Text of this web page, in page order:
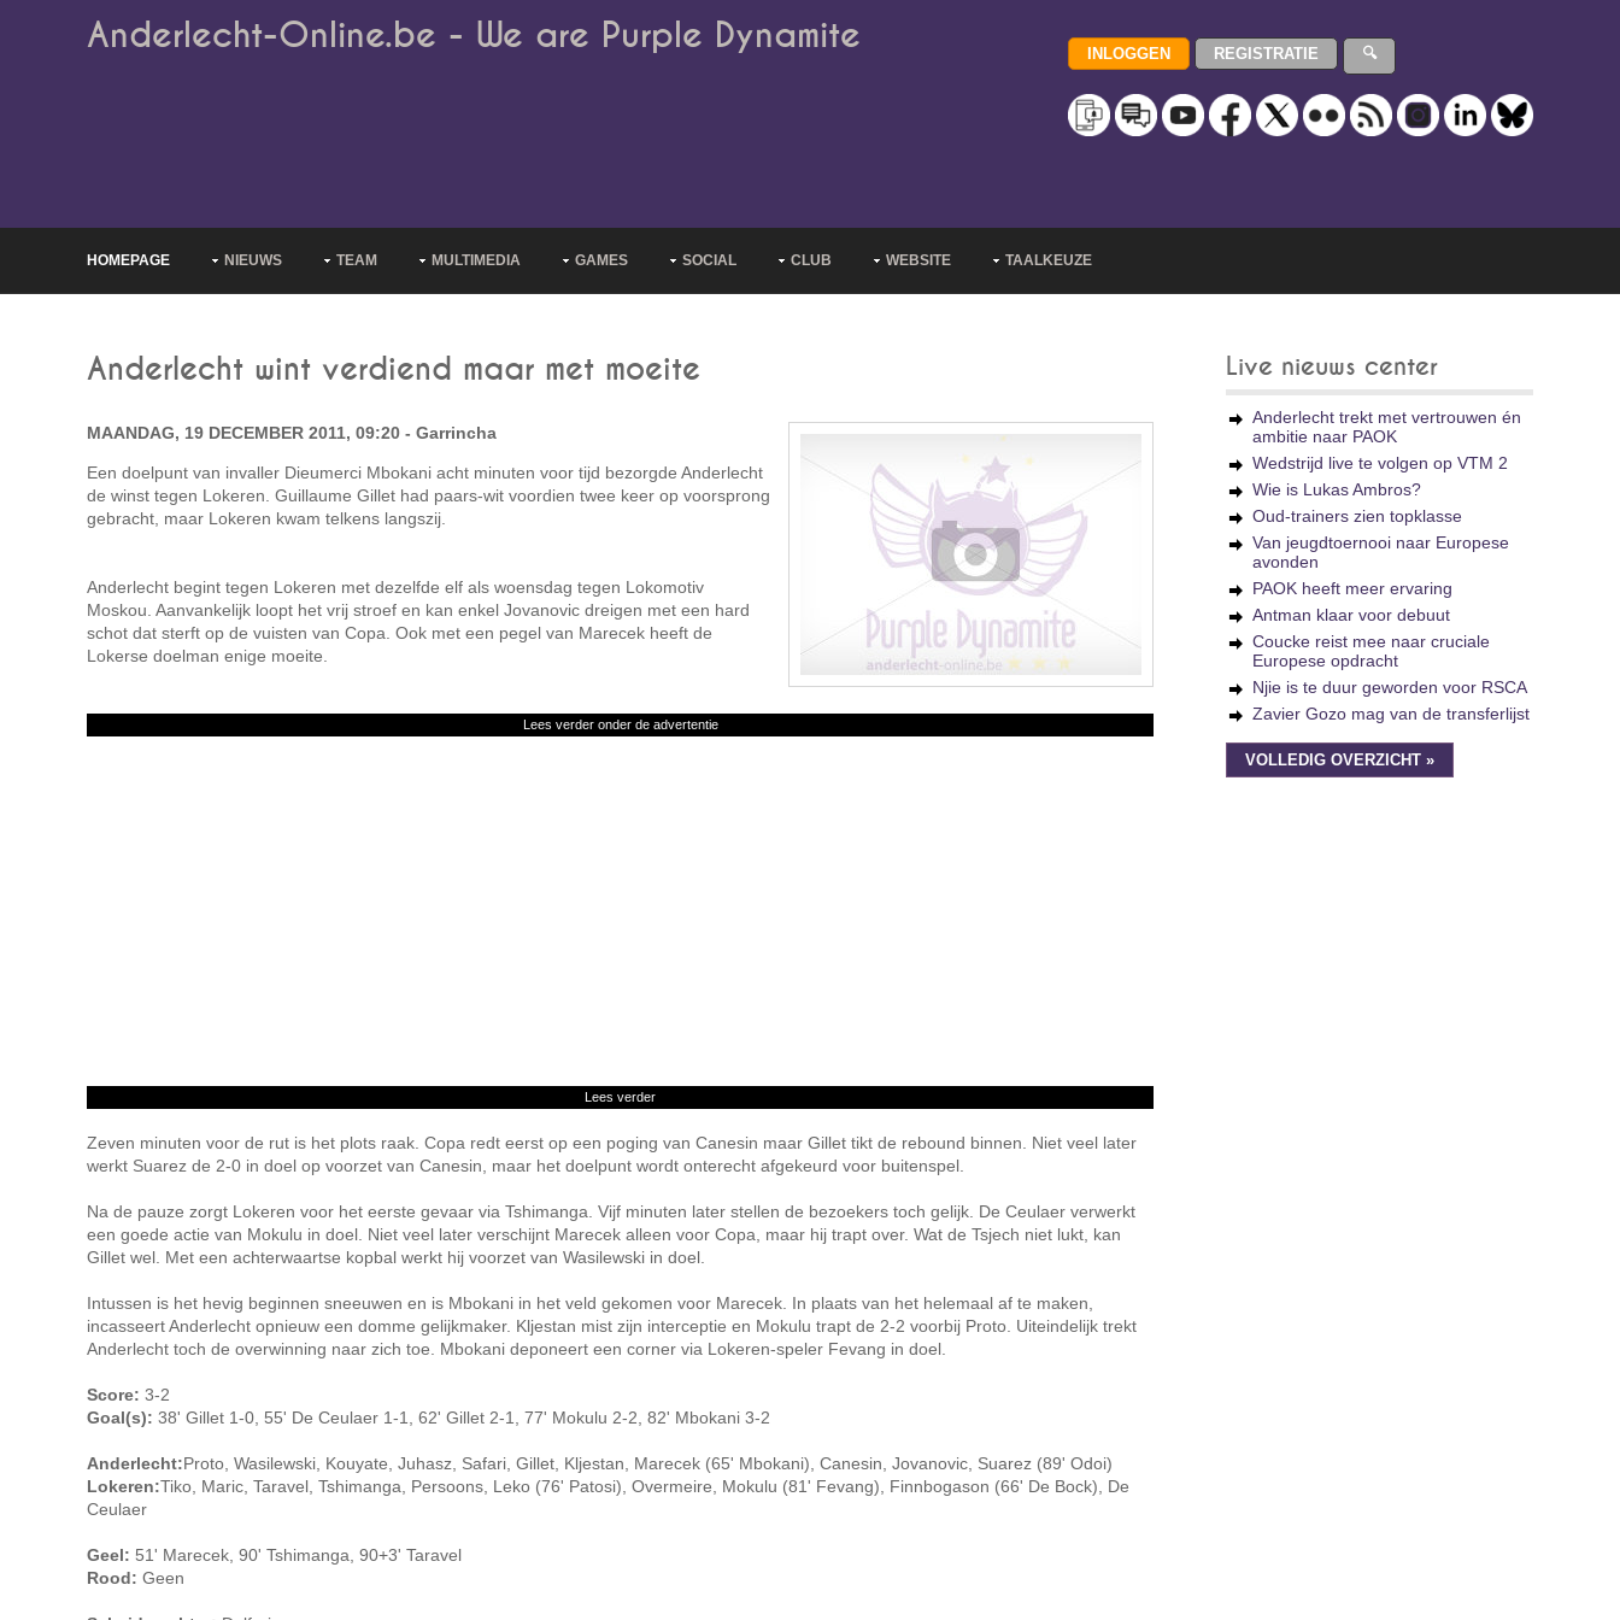
Anderlecht-Online.be - We are Purple Dynamite
HOMEPAGE NIEUWS TEAM MULTIMEDIA GAMES SOCIAL CLUB WEBSITE TAALKEUZE
Anderlecht wint verdiend maar met moeite
MAANDAG, 19 DECEMBER 2011, 09:20 - Garrincha
Een doelpunt van invaller Dieumerci Mbokani acht minuten voor tijd bezorgde Anderlecht
de winst tegen Lokeren. Guillaume Gillet had paars-wit voordien twee keer op voorsprong
gebracht, maar Lokeren kwam telkens langszij.
Anderlecht begint tegen Lokeren met dezelfde elf als woensdag tegen Lokomotiv
Moskou. Aanvankelijk loopt het vrij stroef en kan enkel Jovanovic dreigen met een hard
schot dat sterft op de vuisten van Copa. Ook met een pegel van Marecek heeft de
Lokerse doelman enige moeite.
Lees verder onder de advertentie
Lees verder
Zeven minuten voor de rut is het plots raak. Copa redt eerst op een poging van Canesin maar Gillet tikt de rebound binnen. Niet veel later
werkt Suarez de 2-0 in doel op voorzet van Canesin, maar het doelpunt wordt onterecht afgekeurd voor buitenspel.
Na de pauze zorgt Lokeren voor het eerste gevaar via Tshimanga. Vijf minuten later stellen de bezoekers toch gelijk. De Ceulaer verwerkt
een goede actie van Mokulu in doel. Niet veel later verschijnt Marecek alleen voor Copa, maar hij trapt over. Wat de Tsjech niet lukt, kan
Gillet wel. Met een achterwaartse kopbal werkt hij voorzet van Wasilewski in doel.
Intussen is het hevig beginnen sneeuwen en is Mbokani in het veld gekomen voor Marecek. In plaats van het helemaal af te maken,
incasseert Anderlecht opnieuw een domme gelijkmaker. Kljestan mist zijn interceptie en Mokulu trapt de 2-2 voorbij Proto. Uiteindelijk trekt
Anderlecht toch de overwinning naar zich toe. Mbokani deponeert een corner via Lokeren-speler Fevang in doel.
Score: 3-2
Goal(s): 38' Gillet 1-0, 55' De Ceulaer 1-1, 62' Gillet 2-1, 77' Mokulu 2-2, 82' Mbokani 3-2
Anderlecht:Proto, Wasilewski, Kouyate, Juhasz, Safari, Gillet, Kljestan, Marecek (65' Mbokani), Canesin, Jovanovic, Suarez (89' Odoi)
Lokeren:Tiko, Maric, Taravel, Tshimanga, Persoons, Leko (76' Patosi), Overmeire, Mokulu (81' Fevang), Finnbogason (66' De Bock), De
Ceulaer
Geel: 51' Marecek, 90' Tshimanga, 90+3' Taravel
Rood: Geen
Live nieuws center
Anderlecht trekt met vertrouwen én
ambitie naar PAOK
Wedstrijd live te volgen op VTM 2
Wie is Lukas Ambros?
Oud-trainers zien topklasse
Van jeugdtoernooi naar Europese
avonden
PAOK heeft meer ervaring
Antman klaar voor debuut
Coucke reist mee naar cruciale
Europese opdracht
Njie is te duur geworden voor RSCA
Zavier Gozo mag van de transferlijst
VOLLEDIG OVERZICHT »